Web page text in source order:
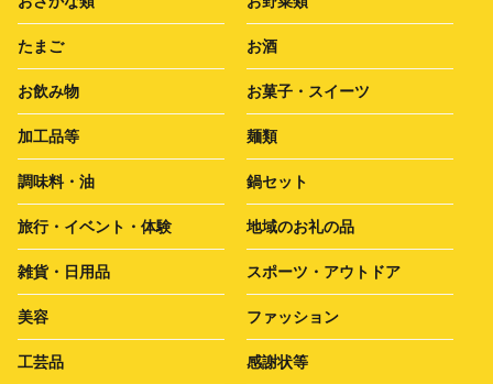
たまご お酒
お飲み物 お菓子・スイーツ
加工品等 麺類
調味料・油 鍋セット
旅行・イベント・体験 地域のお礼の品
雑貨・日用品 スポーツ・アウトドア
美容 ファッション
工芸品 感謝状等